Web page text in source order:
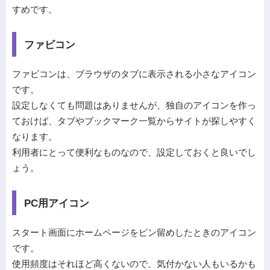
すめです。
ファビコン
ファビコンは、ブラウザのタブに表示される小さなアイコン
です。
設定しなくても問題はありませんが、独自のアイコンを作っ
ておけば、タブやブックマーク一覧からサイトが探しやすく
なります。
利用者にとって便利なものなので、設定しておくと良いでし
ょう。
PC用アイコン
スタート画面にホームページをピン留めしたときのアイコン
です。
使用頻度はそれほど高くないので、気付かない人もいるかも